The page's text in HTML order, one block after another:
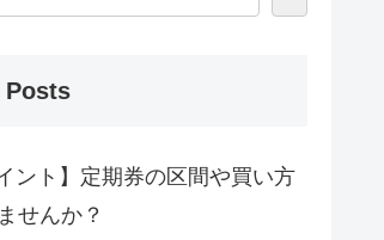
Posts
ント】定期券の区間や買い方
せんか？